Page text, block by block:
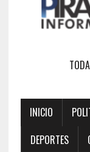
INICIO
DEPORTES